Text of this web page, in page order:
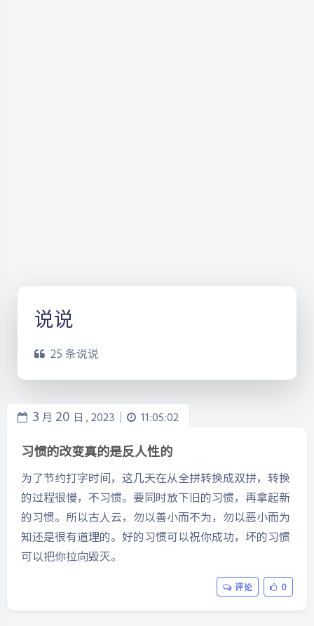
说说
25 条说说
3 月 20 日 , 2023 | 11:05:02
习惯的改变真的是反人性的
为了节约打字时间，这几天在从全拼转换成双拼，转换
的过程很慢，不习惯。要同时放下旧的习惯，再拿起新
的习惯。所以古人云，勿以善小而不为，勿以恶小而为
知还是很有道理的。好的习惯可以祝你成功，坏的习惯
可以把你拉向毁灭。
评论 0